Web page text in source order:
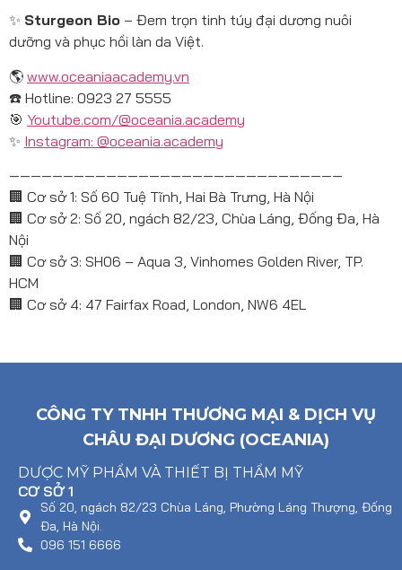
✨ Sturgeon Bio – Đem trọn tinh túy đại dương nuôi
dưỡng và phục hồi làn da Việt.
🌎 www.oceaniaacademy.vn
☎️ Hotline: 0923 27 5555
🎯 Youtube.com/@oceania.academy
✨ Instagram: @oceania.academy
———————————————————————————————
🏢 Cơ sở 1: Số 60 Tuệ Tĩnh, Hai Bà Trưng, Hà Nội
🏢 Cơ sở 2: Số 20, ngách 82/23, Chùa Láng, Đống Đa, Hà
Nội
🏢 Cơ sở 3: SH06 – Aqua 3, Vinhomes Golden River, TP.
HCM
🏢 Cơ sở 4: 47 Fairfax Road, London, NW6 4EL
CÔNG TY TNHH THƯƠNG MẠI & DỊCH VỤ
CHÂU ĐẠI DƯƠNG (OCEANIA)
DƯỢC MỸ PHẨM VÀ THIẾT BỊ THẨM MỸ
CƠ SỞ 1
Số 20, ngách 82/23 Chùa Láng, Phường Láng Thượng, Đống
Đa, Hà Nội.
096 151 6666